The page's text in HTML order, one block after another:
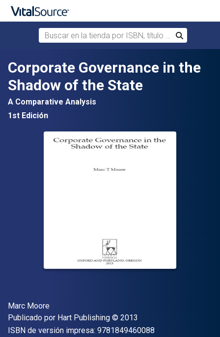
Buscar en la tienda por ISBN, título o autor
Buscar
Corporate Governance in the
Shadow of the State
A Comparative Analysis
1st Edición
Autor(es)
Marc Moore
Editor
Publicado por Hart Publishing Copyright
© 2013
ISBN de versión impresa: 9781849460088